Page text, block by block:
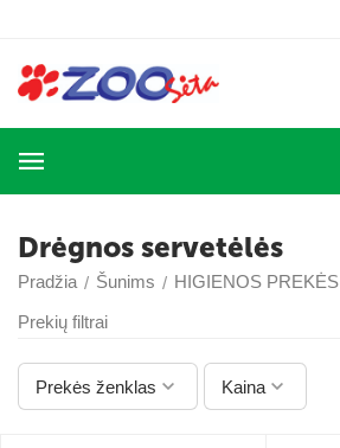
Drėgnos servetėlės
Pradžia / Šunims / HIGIENOS PREKĖS
Prekių filtrai
Prekės ženklas Kaina